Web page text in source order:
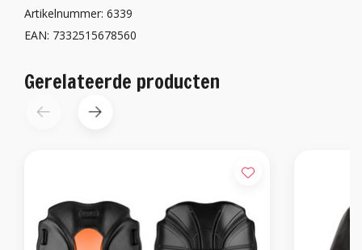
Artikelnummer: 6339
EAN: 7332515678560
Gerelateerde producten